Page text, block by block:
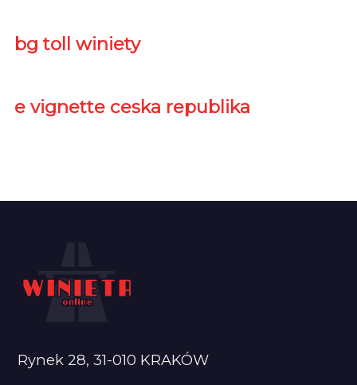
bg toll winiety
e vignette ceska republika
Rynek 28, 31-010 KRAKÓW